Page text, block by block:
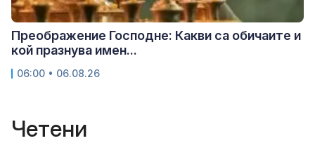
Преображение Господне: Какви са обичаите и
кой празнува имен...
06:00 • 06.08.26
Четени